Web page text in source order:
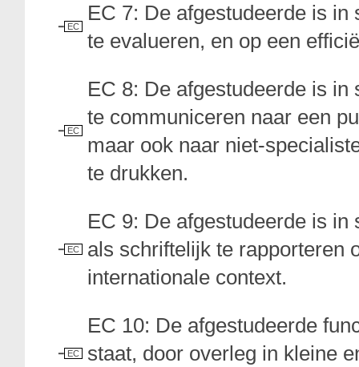
EC
EC 7: De afgestudeerde is
te evalueren, en op een
EC
EC 8: De afgestudeerde is
te communiceren naar een
maar ook naar niet-
te drukken.
EC
EC 9: De afgestudeerde is
als schriftelijk te rapporteren
internationale context.
EC
EC 10: De afgestudeerde
staat, door overleg in kleine